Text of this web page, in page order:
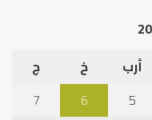
أرب خ
ج
5
6
7